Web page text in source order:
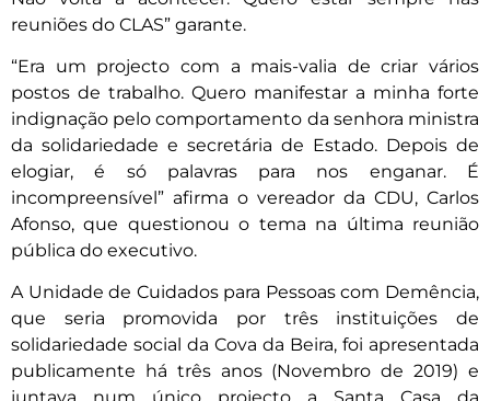
reuniões do CLAS” garante.
“Era um projecto com a mais-valia de criar vários
postos de trabalho. Quero manifestar a minha forte
indignação pelo comportamento da senhora ministra
da solidariedade e secretária de Estado. Depois de
elogiar, é só palavras para nos enganar. É
incompreensível” afirma o vereador da CDU, Carlos
Afonso, que questionou o tema na última reunião
pública do executivo.
A Unidade de Cuidados para Pessoas com Demência,
que seria promovida por três instituições de
solidariedade social da Cova da Beira, foi apresentada
publicamente há três anos (Novembro de 2019) e